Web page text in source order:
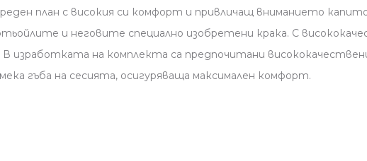
план с високия си комфорт и привличащ вниманието
и неговите специално изобретени крака. С
В изработката на комплекта са предпочитани
гъба на сесията, осигуряваща максимален комфорт.